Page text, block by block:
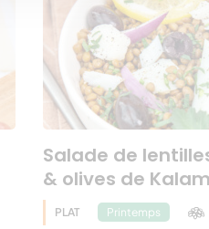
Salade de
& olives de
PLAT Printemps